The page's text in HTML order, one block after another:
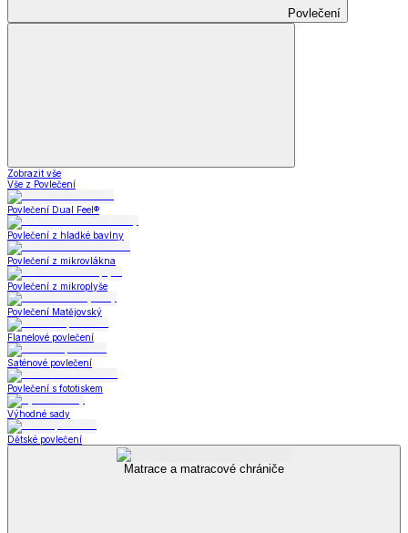
Povlečení
Zobrazit vše
Vše z Povlečení
Povlečení Dual Feel®
Povlečení z hladké bavlny
Povlečení z mikrovlákna
Povlečení z mikroplyše
Povlečení Matějovský
Flanelové povlečení
Saténové povlečení
Povlečení s fototiskem
Výhodné sady
Dětské povlečení
Matrace a matracové chrániče